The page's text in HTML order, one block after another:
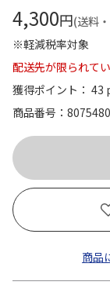
4,300円(送料
※軽減税率対象
配送先が限られてい
獲得ポイント： 43
商品番号
商品